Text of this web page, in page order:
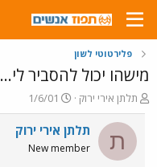
פלירטוטי לשון
מישהו יכול להסביר לי...
פ
ו
ת
ח
ה
תלתן אירי ירוק
פ
ו
ר
ם
1/6/01
ת תלתן אירי ירוק
New member